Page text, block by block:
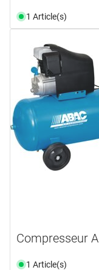
1 Article(s)
Compresseur
1 Article(s)